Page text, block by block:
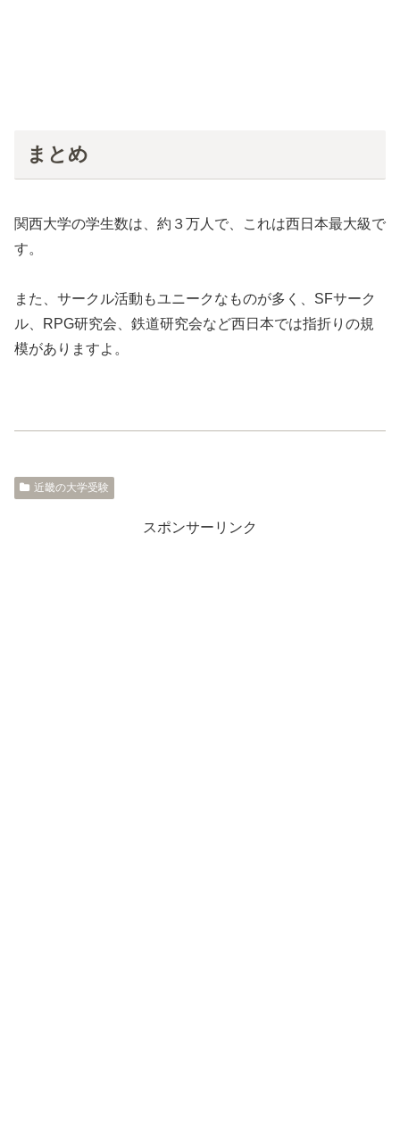
まとめ
関西大学の学生数は、約３万人で、これは西日本最大級で
す。
また、サークル活動もユニークなものが多く、SFサーク
ル、RPG研究会、鉄道研究会など西日本では指折りの規
模がありますよ。
近畿の大学受験
スポンサーリンク